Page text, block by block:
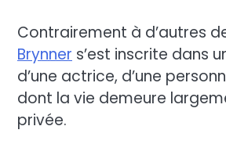
Contrairement à d’autres
Brynner s’est inscrite dans
d’une actrice, d’une
dont la vie demeure
privée.